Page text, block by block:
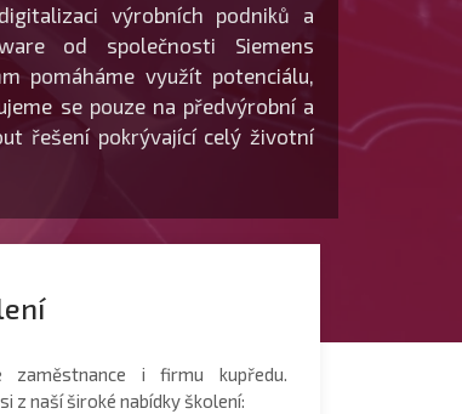
výrobních podniků a
od společnosti Siemens
pomáháme využít potenciálu,
se pouze na předvýrobní a
řešení pokrývající celý životní
zaměstnance i firmu kupředu.
z naší široké nabídky školení: